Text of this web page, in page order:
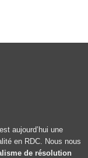
est aujourd’hui une
en RDC. Nous nous
de résolution